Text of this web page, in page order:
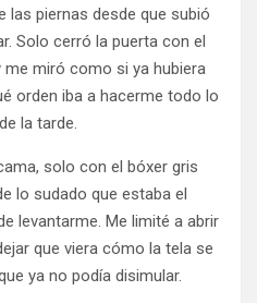
las piernas desde que subió
Solo cerró la puerta con el
miró como si ya hubiera
orden iba a hacerme todo lo
la tarde.
solo con el bóxer gris
lo sudado que estaba el
levantarme. Me limité a abrir
que viera cómo la tela se
ya no podía disimular.